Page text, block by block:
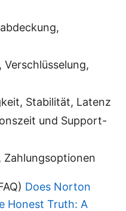
Stabilität, Latenz
und Support-
Zahlungsoptionen
Does Norton
Honest Truth: A